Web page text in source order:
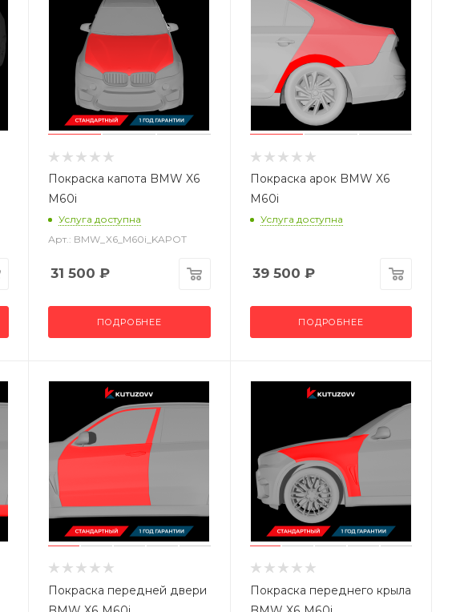
Покраска капота BMW X6
M60i
Услуга доступна
Арт.: BMW_X6_M60i_KAPOT
31 500 ₽
ПОДРОБНЕЕ
Покраска арок BMW X6
M60i
Услуга доступна
39 500 ₽
ПОДРОБНЕЕ
Покраска передней двери
Покраска переднего крыла